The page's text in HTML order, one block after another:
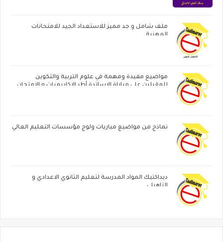
ملف شامل و جد مميز للاستعداد الجيد للامتحانات
المهنية
مواضيع مفيدة ومهمة في علوم التربية والتكوين
للمقبلين على مباراة الاساتدة أطر الاكاديميات ‏و الامتحان
نماذج من مواضيع مباريات ولوج مؤسسات التعليم العالي
ديداكتيك المواد المدرسة لتعليم الثانوي الاعدادي و
التاهيلي